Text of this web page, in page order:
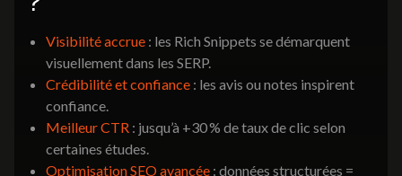
Packaging
Signalétique
Identité visuelle
Visibilité accrue : les Rich Snippets se démarquent
visuellement dans les SERP.
Crédibilité et confiance : les avis ou notes inspirent
confiance.
Meilleur CTR : jusqu’à +30 % de taux de clic selon
certaines études.
Optimisation SEO avancée : données structurées =